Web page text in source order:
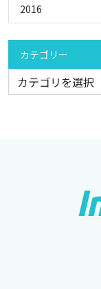
2016
カテゴリー